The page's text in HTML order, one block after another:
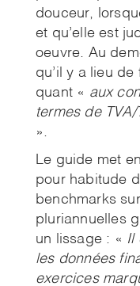
douceur,
et qu’elle est
oeuvre. Au
qu’il y a lieu
quant « aux
termes de
».
Le guide met
pour habitude
benchmarks
pluriannuelles
un lissage : « Il
les données
exercices